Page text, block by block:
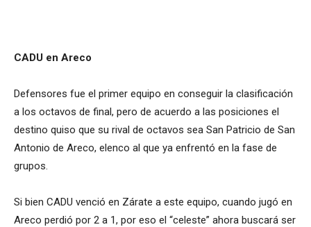
CADU en Areco
Defensores fue el primer equipo en conseguir la clasificación
a los octavos de final, pero de acuerdo a las posiciones el
destino quiso que su rival de octavos sea San Patricio de San
Antonio de Areco, elenco al que ya enfrentó en la fase de
grupos.
Si bien CADU venció en Zárate a este equipo, cuando jugó en
Areco perdió por 2 a 1, por eso el “celeste” ahora buscará ser